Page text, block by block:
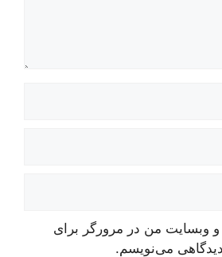
و وبسایت من در مرورگر برای
می‌نویسم.